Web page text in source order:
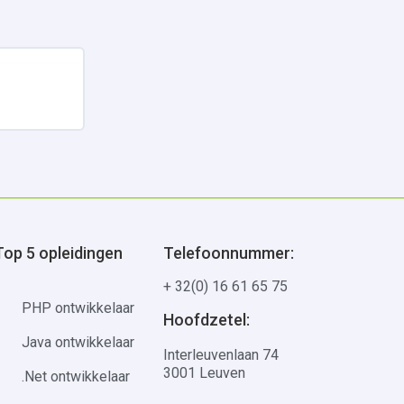
5 opleidingen
PHP ontwikkelaar
Java ontwikkelaar
.Net ontwikkelaar
Telefoonnummer:
+ 32(0) 16 61 65 75
Hoofdzetel:
Interleuvenlaan 74
3001 Leuven